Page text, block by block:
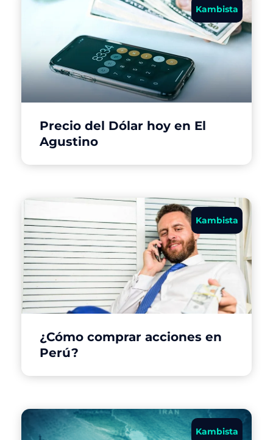
Kambista
Precio del Dólar hoy en El
Agustino
Kambista
¿Cómo comprar acciones en
Perú?
Kambista